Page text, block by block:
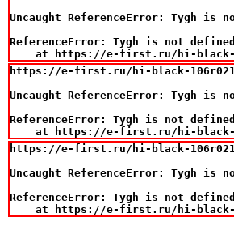
Uncaught ReferenceError: Tygh is
ReferenceError: Tygh is not defined
at https://e-first.ru/hi-
https://e-first.ru/hi-black-
Uncaught ReferenceError: Tygh is
ReferenceError: Tygh is not defined
at https://e-first.ru/hi-
https://e-first.ru/hi-black-
Uncaught ReferenceError: Tygh is
ReferenceError: Tygh is not defined
at https://e-first.ru/hi-